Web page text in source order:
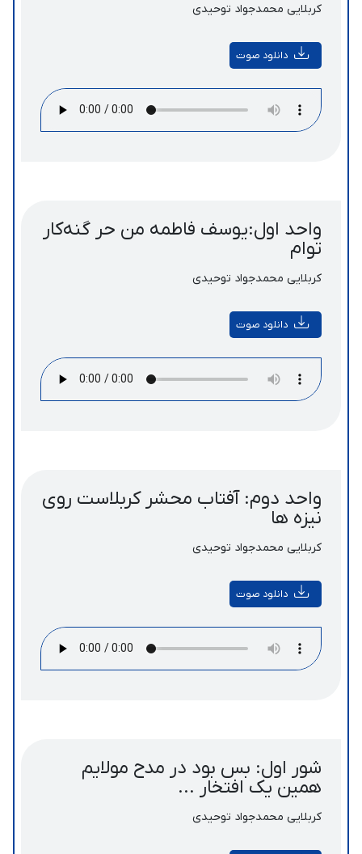
کربلایی محمدجواد توحیدی
دانلود صوت
واحد اول:یوسف فاطمه من حر گنه‌کار
توام
کربلایی محمدجواد توحیدی
دانلود صوت
واحد دوم: آفتاب محشر کربلاست روی
نیزه ها
کربلایی محمدجواد توحیدی
دانلود صوت
شور اول: بس بود در مدح مولایم
همین یک افتخار ...
کربلایی محمدجواد توحیدی